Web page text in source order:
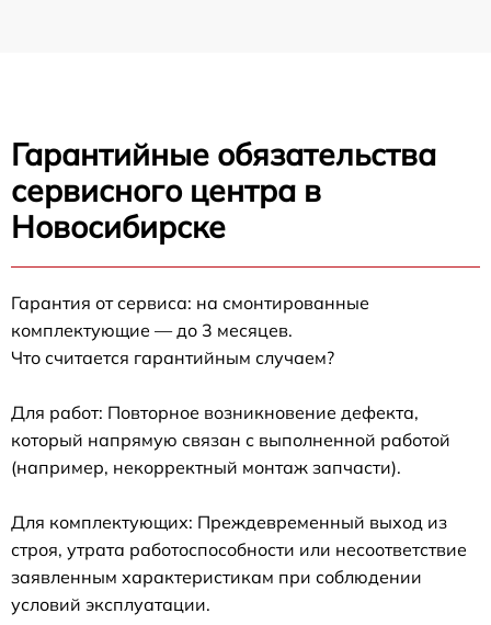
Гарантийные обязательства
сервисного центра в
Новосибирске
Гарантия от сервиса: на смонтированные
комплектующие — до 3 месяцев.
Что считается гарантийным случаем?
Для работ: Повторное возникновение дефекта,
который напрямую связан с выполненной работой
(например, некорректный монтаж запчасти).
Для комплектующих: Преждевременный выход из
строя, утрата работоспособности или несоответствие
заявленным характеристикам при соблюдении
условий эксплуатации.